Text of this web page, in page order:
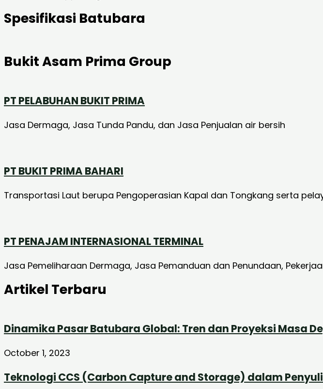
Spesifikasi Batubara
Bukit Asam Prima Group
PT PELABUHAN BUKIT PRIMA
Jasa Dermaga, Jasa Tunda Pandu, dan Jasa Penjualan air bersih
PT BUKIT PRIMA BAHARI
Transportasi Laut berupa Pengoperasian Kapal dan Tongkang serta
PT PENAJAM INTERNASIONAL TERMINAL
Jasa Pemeliharaan Dermaga, Jasa Pemanduan dan Penundaan,
Artikel Terbaru
Dinamika Pasar Batubara Global: Tren dan Proyeksi Masa
October 1, 2023
Teknologi CCS (Carbon Capture and Storage) dalam